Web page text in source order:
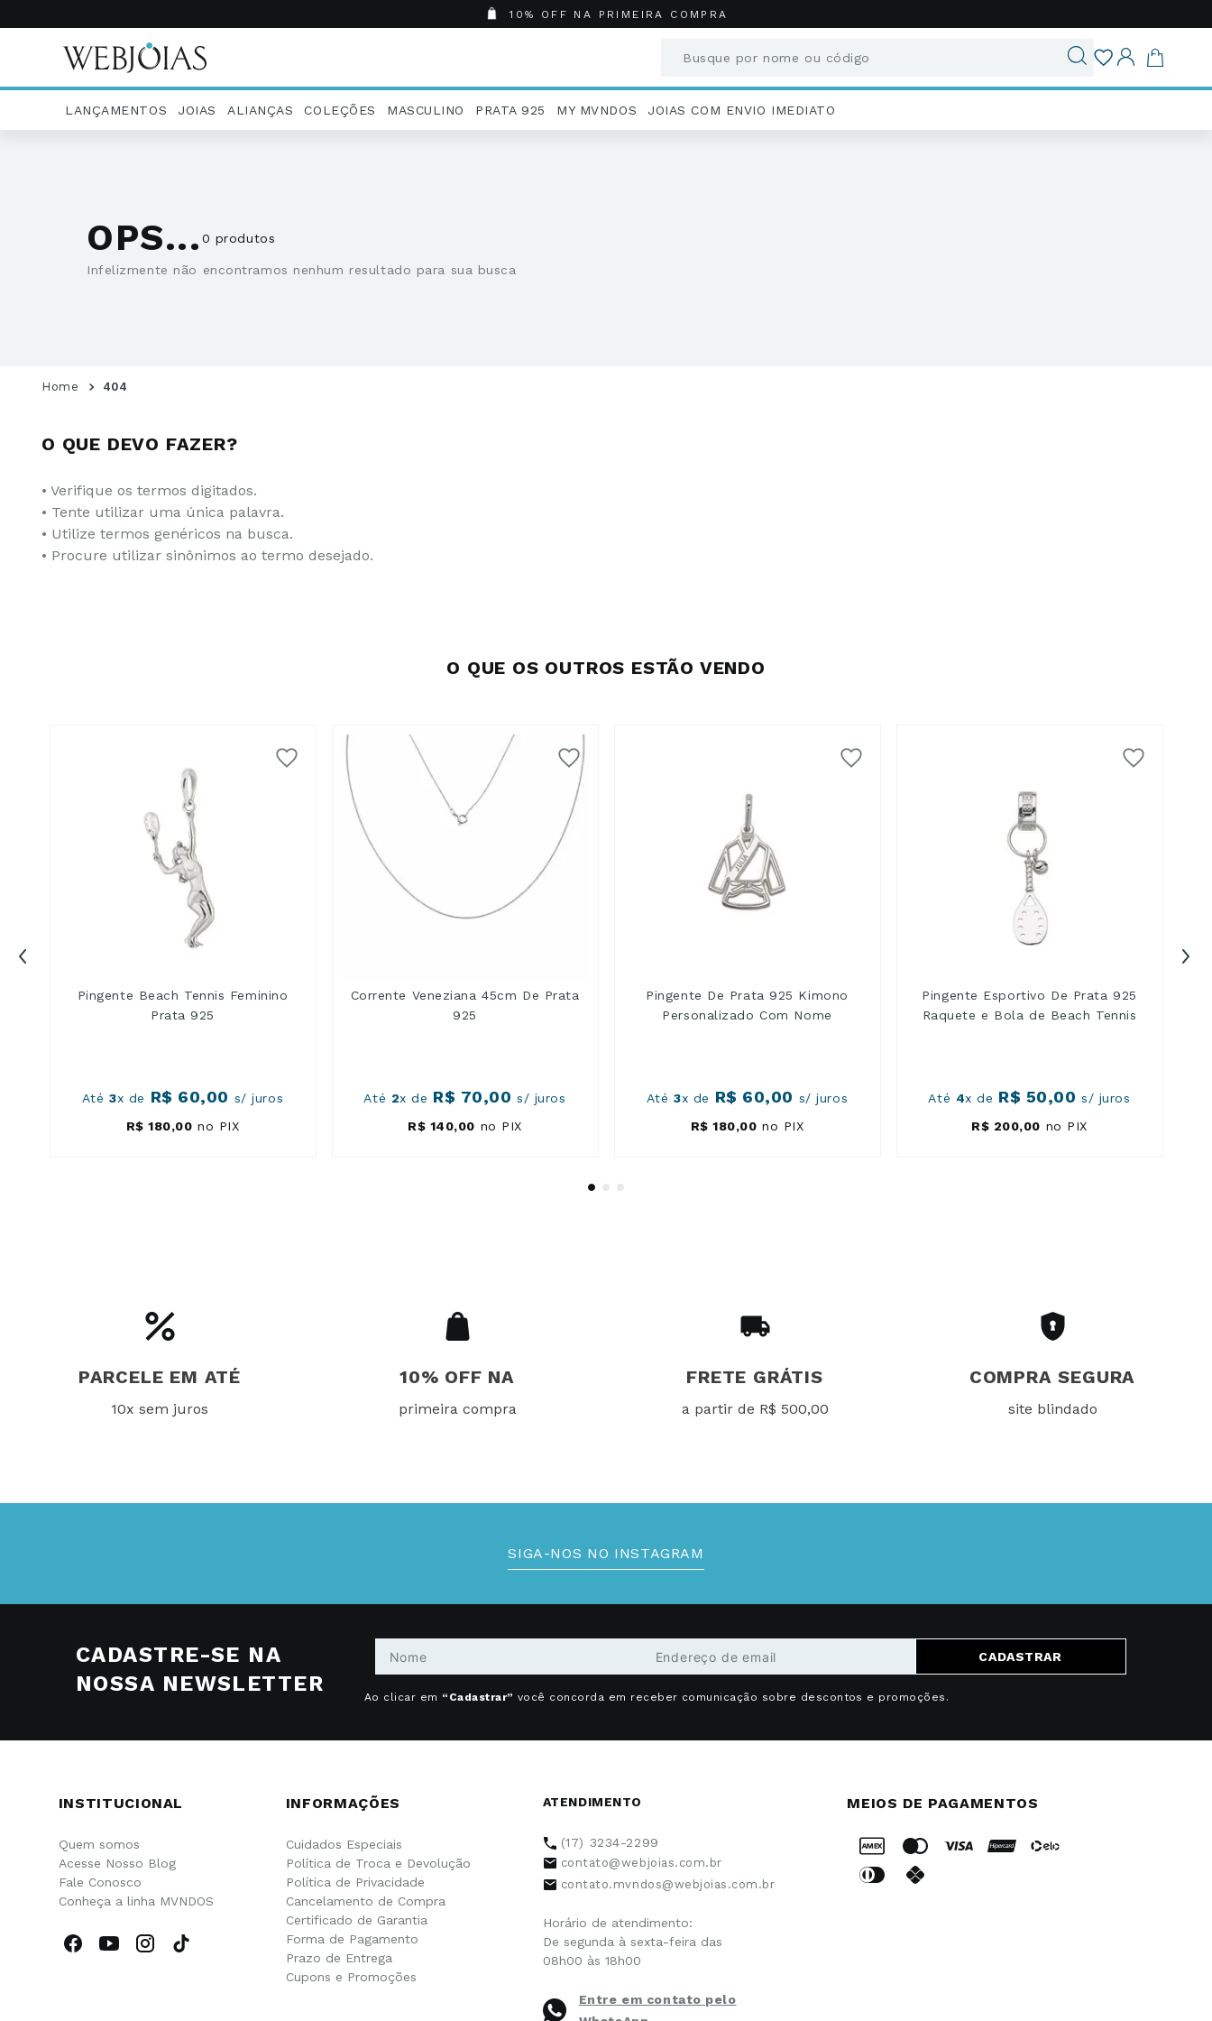
10% OFF NA PRIMEIRA COMPRA
Busque por nome ou código
LANÇAMENTOS JOIAS ALIANÇAS COLEÇÕES MASCULINO PRATA 925 MY MVNDOS JOIAS COM ENVIO IMEDIATO
OPS... 0 produtos
Infelizmente não encontramos nenhum resultado para sua busca
404
O QUE DEVO FAZER?
• Verifique os termos digitados.
• Tente utilizar uma única palavra.
• Utilize termos genéricos na busca.
• Procure utilizar sinônimos ao termo desejado.
O QUE OS OUTROS ESTÃO VENDO
Pingente Beach Tennis Feminino
Prata 925
Até3x de R$ 60,00 s/ juros
R$ 180,00 no PIX
Corrente Veneziana 45cm De Prata
925
Até 2x de R$ 70,00 s/ juros
R$ 140,00 no PIX
Pingente De Prata 925 Kimono
Personalizado Com Nome
Até3x de R$ 60,00 s/ juros
R$ 180,00 no PIX
Pingente Esportivo De Prata 925
Raquete e Bola de Beach Tennis
Até 4x de R$ 50,00 s/ juros
R$ 200,00 no PIX
PARCELE EM ATÉ
10x sem juros
10% OFF NA
primeira compra
FRETE GRÁTIS
a partir de R$ 500,00
COMPRA SEGURA
site blindado
SIGA-NOS NO INSTAGRAM
CADASTRE-SE NA
NOSSA NEWSLETTER
CADASTRAR
Ao clicar em “Cadastrar” você concorda em receber comunicação sobre descontos e promoções.
INSTITUCIONAL
Quem somos
Acesse Nosso Blog
Fale Conosco
Conheça a linha MVNDOS
INFORMAÇÕES
Cuidados Especiais
Política de Troca e Devolução
Política de Privacidade
Cancelamento de Compra
Certificado de Garantia
Forma de Pagamento
Prazo de Entrega
Cupons e Promoções
ATENDIMENTO
(17) 3234-2299
contato@webjoias.com.br
contato.mvndos@webjoias.com.br
Horário de atendimento:
De segunda à sexta-feira das
08h00 às 18h00
Entre em contato pelo
MEIOS DE PAGAMENTOS
Termos mais buscados